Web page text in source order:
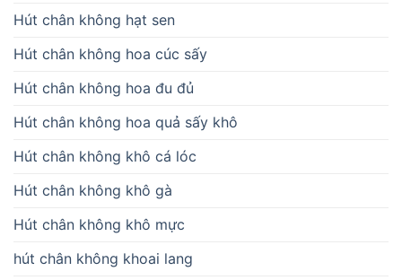
Hút chân không hạt sen
Hút chân không hoa cúc sấy
Hút chân không hoa đu đủ
Hút chân không hoa quả sấy khô
Hút chân không khô cá lóc
Hút chân không khô gà
Hút chân không khô mực
hút chân không khoai lang